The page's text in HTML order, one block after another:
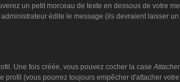
un petit morceau de texte en dessous de votre
édite le message (ils devraient laisser
Une fois créée, vous pouvez cocher la case
(vous pourrez toujours empêcher d'attacher